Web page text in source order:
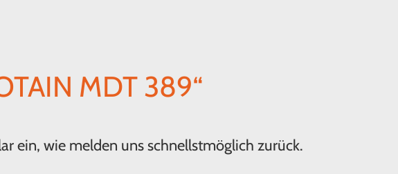
MDT 389“
ein, wie melden uns schnellstmöglich zurück.